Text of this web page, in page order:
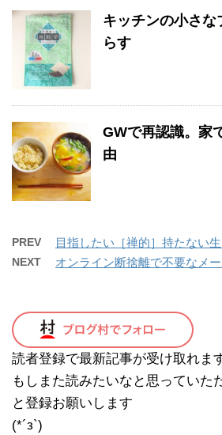
キッチンの小さ
らす
GWで再認識。家
由
PREV 目指したい［禅的］持たない
NEXT オンライン断捨離で不要なメ
読者登録で最新記事が受け取れま
もしまた読みたいなと思ってい
と登録お願いします
(*´з`)